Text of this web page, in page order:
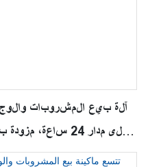
آلة بيع المشروبات
على مدار 24
السميك ورف من